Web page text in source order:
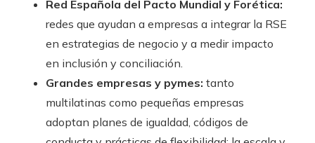
Red Española del Pacto Mundial y Forética:
redes que ayudan a empresas a integrar la RSE
en estrategias de negocio y a medir impacto
en inclusión y conciliación.
Grandes empresas y pymes: tanto
multilatinas como pequeñas empresas
adoptan planes de igualdad, códigos de